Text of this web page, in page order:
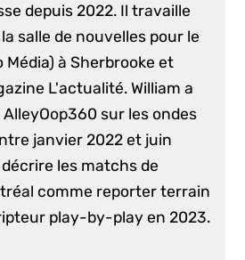
depuis 2022. Il travaille
salle de nouvelles pour le
Média) à Sherbrooke et
L'actualité. William a
sur les ondes
janvier 2022 et juin
les matchs de
comme reporter terrain
play-by-play en 2023.